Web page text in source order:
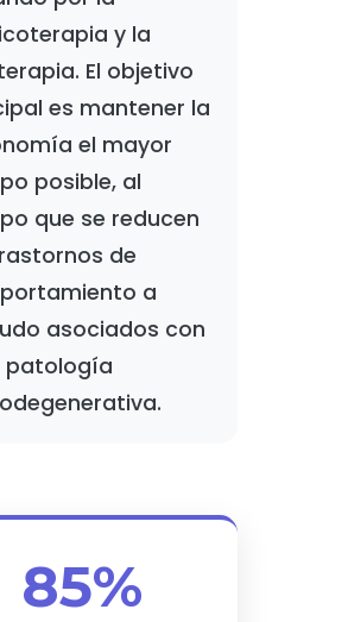
y la
El objetivo
es mantener la
el mayor
posible, al
que se reducen
de
a
asociados con
patología
85%